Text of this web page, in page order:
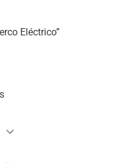
Eléctrico”